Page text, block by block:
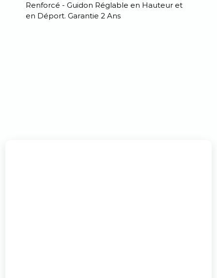
Renforcé - Guidon Réglable en Hauteur et
en Déport. Garantie 2 Ans